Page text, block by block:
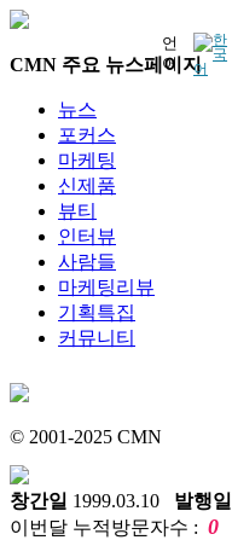
언
어
CMN 주요 뉴스페이지
뉴스
포커스
마케팅
신제품
뷰티
인터뷰
사람들
마케팅리뷰
기획특집
커뮤니티
© 2001-2025 CMN
창간일 1999.03.10 발행일
이번달 누적방문자수 : 0